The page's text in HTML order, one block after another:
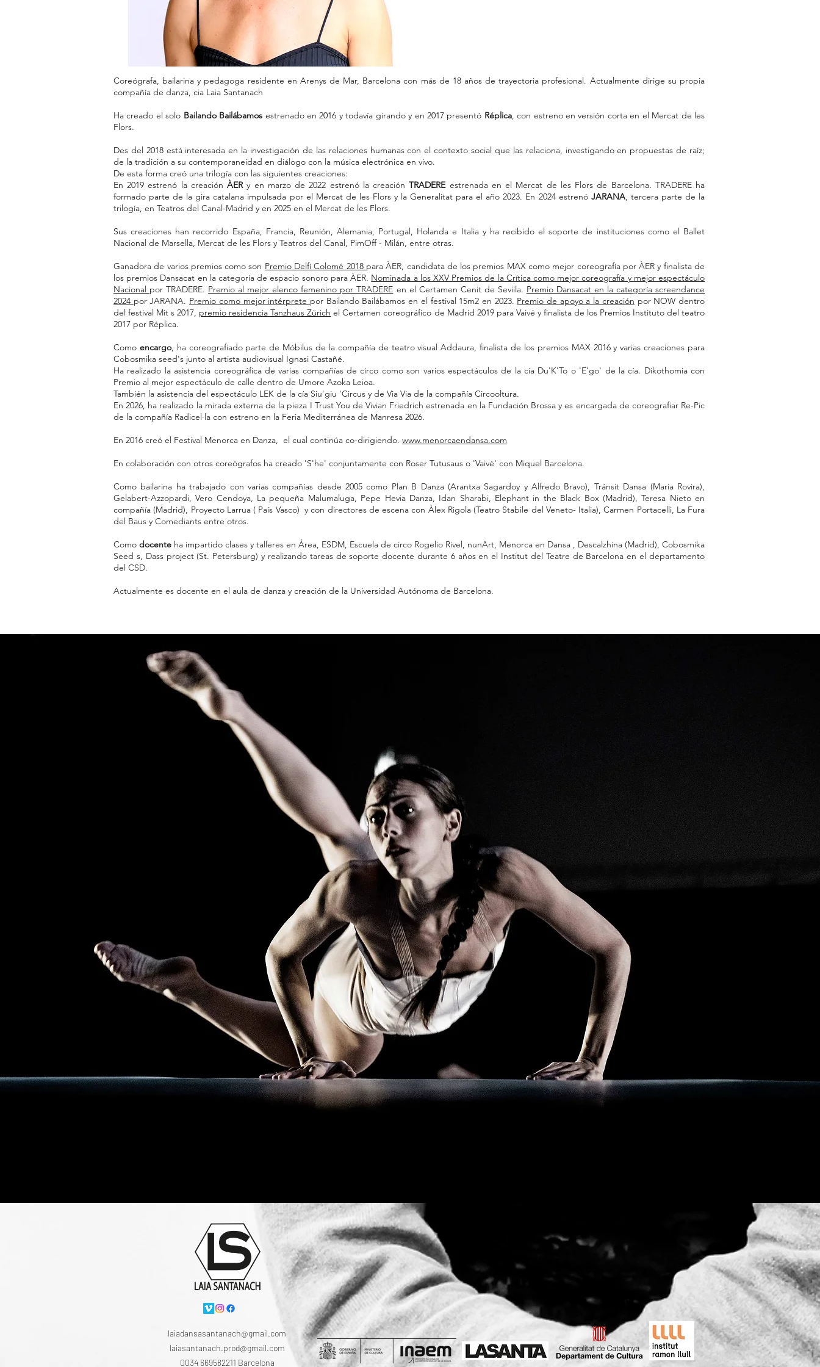
Coreógrafa, bailarina y pedagoga residente en Arenys de Mar, Barcelona con más de 18 años de trayectoria profesional. Actualmente dirige su propia
compañía de danza, cia Laia Santanach
Ha creado el solo Bailando Bailábamos estrenado en 2016 y todavía girando y en 2017 presentó Réplica, con estreno en versión corta en el Mercat de les
Flors.
Des del 2018 está interesada en la investigación de las relaciones humanas con el contexto social que las relaciona, investigando en propuestas de raíz;
de la tradición a su contemporaneidad en diálogo con la música electrónica en vivo.
De esta forma creó una trilogía con las siguientes creaciones:
En 2019 estrenó la creaciónÀERy en marzo de 2022 estrenó la creaciónTRADEREestrenada en el Mercat de les Flors de Barcelona. TRADERE ha
formado parte de la gira catalana impulsada por el Mercat de les Flors y la Generalitat para el año 2023. En 2024 estrenó JARANA, tercera parte de la
trilogía, en Teatros del Canal-Madrid y en 2025 en el Mercat de les Flors.
Sus creaciones han recorrido España, Francia, Reunión, Alemania, Portugal, Holanda e Italia y ha recibido el soporte de instituciones como el Ballet
Nacional de Marsella, Mercat de les Flors y Teatros del Canal, PimOff - Milán, entre otras.
Ganadora de varios premios como son Premio Delfí Colomé 2018 para ÀER, candidata de los premios MAX como mejor coreografía por ÀER y finalista de
los premios Dansacat en la categoría de espacio sonoro para ÀER. Nominada a los XXV Premios de la Crítica como mejor coreografía y mejor espectáculo
Nacional por TRADERE. Premio al mejor elenco femenino por TRADERE en el Certamen Cenit de Seviila. Premio Dansacat en la categoría screendance
2024 por JARANA. Premio como mejor intérprete por Bailando Bailábamos en el festival 15m2 en 2023. Premio de apoyo a la creación por NOW dentro
del festival Mit s 2017, premio residencia Tanzhaus Zürich el Certamen coreográfico de Madrid 2019 para Vaivé y finalista de los Premios Instituto del teatro
2017 por Réplica.
Como encargo, ha coreografiado parte de Móbilus de la compañía de teatro visual Addaura, finalista de los premios MAX 2016 y varias creaciones para
Cobosmika seed's junto al artista audiovisual Ignasi Castañé.
Ha realizado la asistencia coreográfica de varias compañías de circo como son varios espectáculos de la cía Du'K'To o 'E'go' de la cía. Dikothomia con
Premio al mejor espectáculo de calle dentro de Umore Azoka Leioa.
También la asistencia del espectáculo LEK de la cía Siu'giu 'Circus y de Via Via de la compañía Circooltura.
En 2026, ha realizado la mirada externa de la pieza I Trust You de Vivian Friedrich estrenada en la Fundación Brossa y es encargada de coreografiar Re-Pic
de la compañía Radicel·la con estreno en la Feria Mediterránea de Manresa 2026.
En 2016 creó el Festival Menorca en Danza, el cual continúa co-dirigiendo. www.menorcaendansa.com
En colaboración con otros coreògrafos ha creado 'S'he' conjuntamente con Roser Tutusaus o 'Vaivé' con Miquel Barcelona.
Como bailarina ha trabajado con varias compañías desde 2005 como Plan B Danza (Arantxa Sagardoy y Alfredo Bravo), Tránsit Dansa (Maria Rovira),
Gelabert-Azzopardi, Vero Cendoya, La pequeña Malumaluga, Pepe Hevia Danza, Idan Sharabi, Elephant in the Black Box (Madrid), Teresa Nieto en
compañía (Madrid), Proyecto Larrua ( País Vasco) y con directores de escena con Àlex Rigola (Teatro Stabile del Veneto- Italia), Carmen Portacelli, La Fura
del Baus y Comediants entre otros.
Como docente ha impartido clases y talleres en Área, ESDM, Escuela de circo Rogelio Rivel, nunArt, Menorca en Dansa , Descalzhina (Madrid), Cobosmika
Seed s, Dass project (St. Petersburg) y realizando tareas de soporte docente durante 6 años en el Institut del Teatre de Barcelona en el departamento
del CSD.
Actualmente es docente en el aula de danza y creación de la Universidad Autónoma de Barcelona.
laiadansasantanach@gmail.com
laiasantanach.prod@gmail.com
0034 669582211 Barcelona